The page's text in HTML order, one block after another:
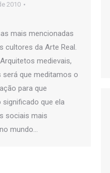
2010
mais mencionadas
cultores da Arte Real.
medievais,
que meditamos o
para que
que ela
sociais mais
mundo…